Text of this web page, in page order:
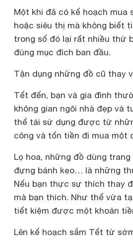
Một khi đã có kế hoạch
hoặc siêu thị mà không biết
trong số đó lại rất nhiều thứ
đúng mục đích ban đầu.
Tận dụng những đồ cũ thay
Tết đến, bạn và gia đình
không gian ngôi nhà đẹp và
thể tái sử dụng được từ
công và tốn tiền đi mua một
Lọ hoa, những đồ dùng
đựng bánh kẹo… là những
Nếu bạn thực sự thích thay
mà bạn thích. Như thế vừa
tiết kiệm được một khoản
Lên kế hoạch sắm Tết từ